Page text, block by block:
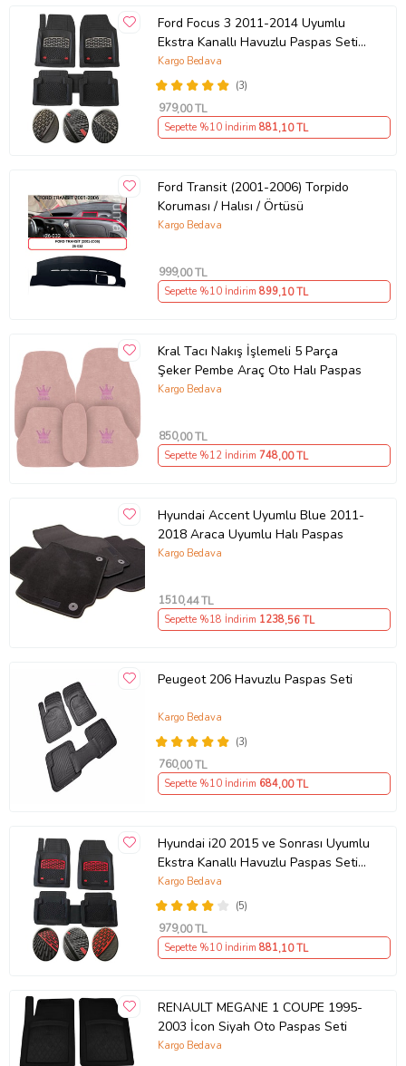
Koku yapmaz.
Kolay temizlenir.
Ürün Kodu:kc8650927
Ford Focus 3 2011-2014 Uyumlu
Ekstra Kanallı Havuzlu Paspas Seti
Krom Gümüş 4D
(3)
Kargo Bedava
979,00 TL
Sepette %10 İndirim 881,10 TL
Ford Transit (2001-2006) Torpido
Koruması / Halısı / Örtüsü
Kargo Bedava
999,00 TL
Sepette %10 İndirim 899,10 TL
Kral Tacı Nakış İşlemeli 5 Parça
Şeker Pembe Araç Oto Halı Paspas
Kargo Bedava
850,00 TL
Sepette %12 İndirim 748,00 TL
Hyundai Accent Uyumlu Blue 2011-
2018 Araca Uyumlu Halı Paspas
Kargo Bedava
1510,44 TL
Sepette %18 İndirim 1238,56 TL
Peugeot 206 Havuzlu Paspas Seti
(3)
Kargo Bedava
760,00 TL
Sepette %10 İndirim 684,00 TL
Hyundai i20 2015 ve Sonrası Uyumlu
Ekstra Kanallı Havuzlu Paspas Seti
Krom Kırmızı 4D
(5)
Kargo Bedava
979,00 TL
Sepette %10 İndirim 881,10 TL
RENAULT MEGANE 1 COUPE 1995-
2003 İcon Siyah Oto Paspas Seti
Kargo Bedava